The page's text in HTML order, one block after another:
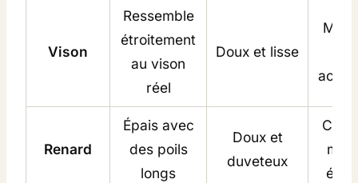
Vison
Ressemble
étroitement
au vison
réel
Doux et lisse
Renard
Épais avec
des poils
longs
Doux et
duveteux